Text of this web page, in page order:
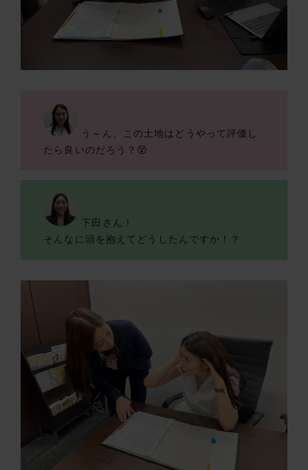
う～ん、この土地はどうやって評価し
たら良いのだろう？😵
下田さん！
そんなに頭を抱えてどうしたんですか！？